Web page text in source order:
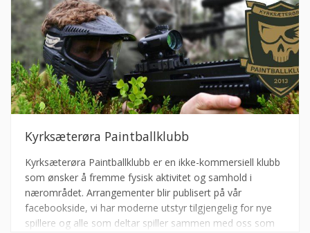
Kyrksæterøra Paintballklubb
Kyrksæterøra Paintballklubb er en ikke-kommersiell klubb
som ønsker å fremme fysisk aktivitet og samhold i
nærområdet. Arrangementer blir publisert på vår
facebookside, vi har moderne utstyr tilgjengelig for nye
spillere og alle som deltar spiller sammen med oss som